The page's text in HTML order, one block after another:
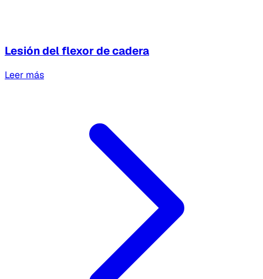
Lesión del flexor de cadera
Leer más